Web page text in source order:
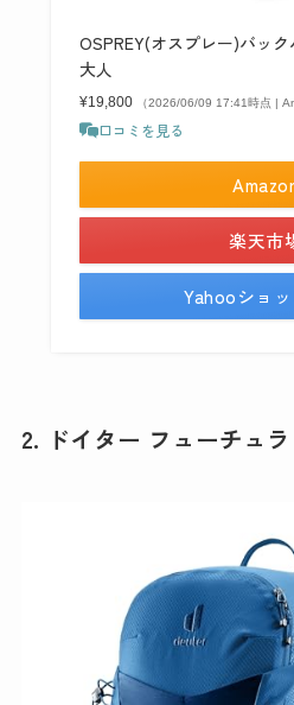
OSPREY(オスプレー)バッ
大人
¥19,800 （2026/06/09 17:41時点 |
口コミを見る
楽天市
Yahooショ
2. ドイター フューチュ